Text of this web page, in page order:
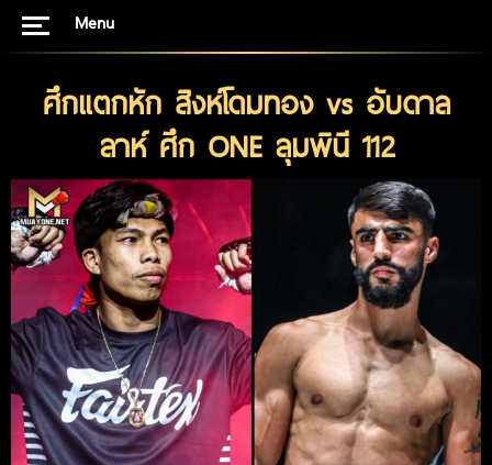
Menu
ศึกแตกหัก สิงห์โดมทอง vs อับดาล
ลาห์ ศึก ONE ลุมพินี 112